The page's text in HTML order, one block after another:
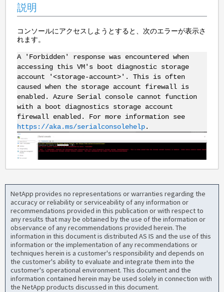
説明
コンソールにアクセスしようとすると、次のエラーが表示さ
れます。
A 'Forbidden' response was encountered when
accessing this VM's boot diagnostic storage
account '<storage-account>'. This is often
caused when the storage account firewall is
enabled. Azure Serial console cannot function
with a boot diagnostics storage account
firewall enabled. For more information see
https://aka.ms/serialconsolehelp.
NetApp provides no representations or warranties regarding the
accuracy or reliability or serviceability of any information or
recommendations provided in this publication or with respect to
any results that may be obtained by the use of the information or
observance of any recommendations provided herein. The
information in this document is distributed AS IS and the use of this
information or the implementation of any recommendations or
techniques herein is a customer's responsibility and depends on
the customer's ability to evaluate and integrate them into the
customer's operational environment. This document and the
information contained herein may be used solely in connection with
the NetApp products discussed in this document.